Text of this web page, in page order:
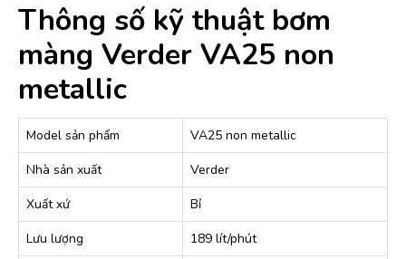
Thông số kỹ thuật bơm
màng Verder VA25 non
metallic
Model sản phẩm
VA25 non metallic
Nhà sản xuất
Verder
Xuất xứ
Bỉ
Lưu lượng
189 lít/phút